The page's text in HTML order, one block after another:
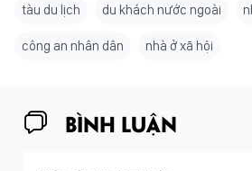
tàu du lịch du khách nước ngoài
công an nhân dân nhà ở xã hội
BÌNH LUẬN